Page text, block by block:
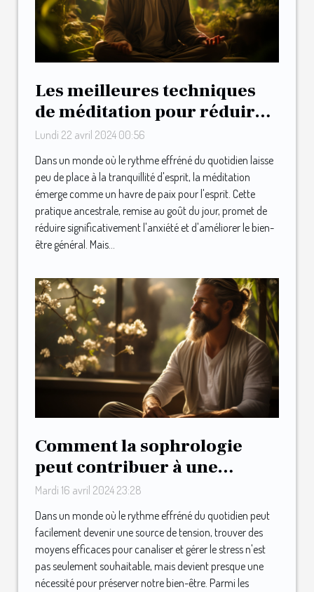
Les meilleures techniques
de méditation pour réduire
l'anxiété et améliorer le
bien-être quotidien
Lundi 22 avril 2024 00:56
Dans un monde où le rythme effréné du quotidien laisse
peu de place à la tranquillité d'esprit, la méditation
émerge comme un havre de paix pour l'esprit. Cette
pratique ancestrale, remise au goût du jour, promet de
réduire significativement l'anxiété et d'améliorer le bien-
être général. Mais...
Comment la sophrologie
peut contribuer à une
meilleure gestion du stress
quotidien
Mardi 16 avril 2024 23:28
Dans un monde où le rythme effréné du quotidien peut
facilement devenir une source de tension, trouver des
moyens efficaces pour canaliser et gérer le stress n'est
pas seulement souhaitable, mais devient presque une
nécessité pour préserver notre bien-être. Parmi les